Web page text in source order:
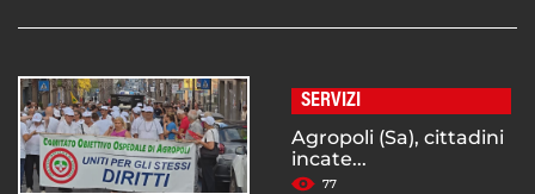
SERVIZI
Agropoli (Sa), cittadini
incate...
77